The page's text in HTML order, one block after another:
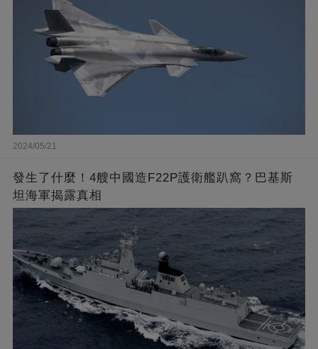
2024/05/21
發生了什麼！4艘中國造F22P護衛艦趴窩？巴基斯
坦海軍揭露真相